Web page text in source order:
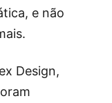
e não
Design,